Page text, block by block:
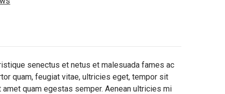
senectus et netus et malesuada fames ac
quam, feugiat vitae, ultricies eget, tempor sit
quam egestas semper. Aenean ultricies mi